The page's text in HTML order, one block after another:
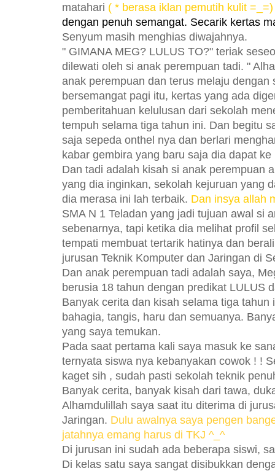
matahari ( * berasa iklan pemutih kulit
dengan penuh semangat. Secarik kertas
Senyum masih menghias diwajahnya.
" GIMANA MEG? LULUS TO?" teriak
dilewati oleh si anak perempuan tadi. "
anak perempuan dan terus melaju
bersemangat pagi itu, kertas yang ada
pemberitahuan kelulusan dari sekolah
tempuh selama tiga tahun ini. Dan begitu
saja sepeda onthel nya dan berlari
kabar gembira yang baru saja dia dapat
Dan tadi adalah kisah si anak perempuan
yang dia inginkan, sekolah kejuruan yang
dia merasa ini lah terbaik. Dan insya allah
SMA N 1 Teladan yang jadi tujuan awal si
sebenarnya, tapi ketika dia melihat profil
tempati membuat tertarik hatinya dan
jurusan Teknik Komputer dan Jaringan di
Dan anak perempuan tadi adalah saya,
berusia 18 tahun dengan predikat LULUS
Banyak cerita dan kisah selama tiga tahun
bahagia, tangis, haru dan semuanya.
yang saya temukan.
Pada saat pertama kali saya masuk ke
ternyata siswa nya kebanyakan cowok ! !
kaget sih , sudah pasti sekolah teknik
Banyak cerita, banyak kisah dari tawa,
Alhamdulillah saya saat itu diterima di
Jaringan. Dulu awalnya saya pengen
jatahnya emang harus di TKJ ^_^
Di jurusan ini sudah ada beberapa siswi,
Di kelas satu saya sangat disibukkan